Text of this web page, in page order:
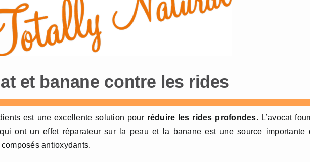
et banane contre les rides
est une excellente solution pour réduire les rides profondes. L’avocat
ont un effet réparateur sur la peau et la banane est une source importante
antioxydants.